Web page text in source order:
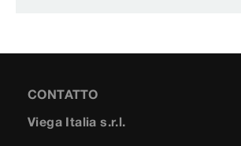
CONTATTO
Viega Italia s.r.l.